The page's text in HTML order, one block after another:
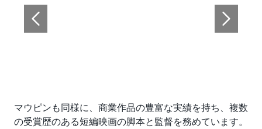
マウピンも同様に、商業作品の豊富な実績を持ち、複数
の受賞歴のある短編映画の脚本と監督を務めています。